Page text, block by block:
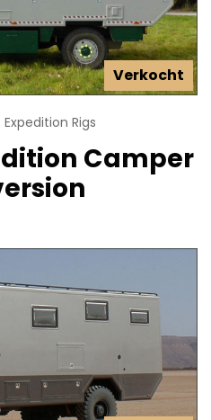
Verkocht
Expedition Rigs
Camper